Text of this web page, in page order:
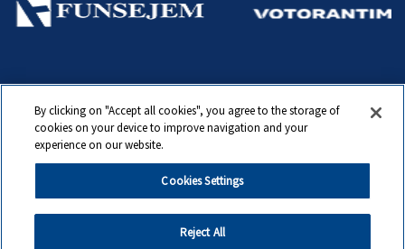
www.funsejem.org.br
© Copyright 2020 Fundação Sen. José Ermírio de Moraes. Todos direitos
reservados
Canal de Exercício de Direito do Titular |Política de Privacidade
By clicking on "Accept all cookies", you agree to the storage of
cookies on your device to improve navigation and your
experience on our website.
Cookies Settings
Reject All